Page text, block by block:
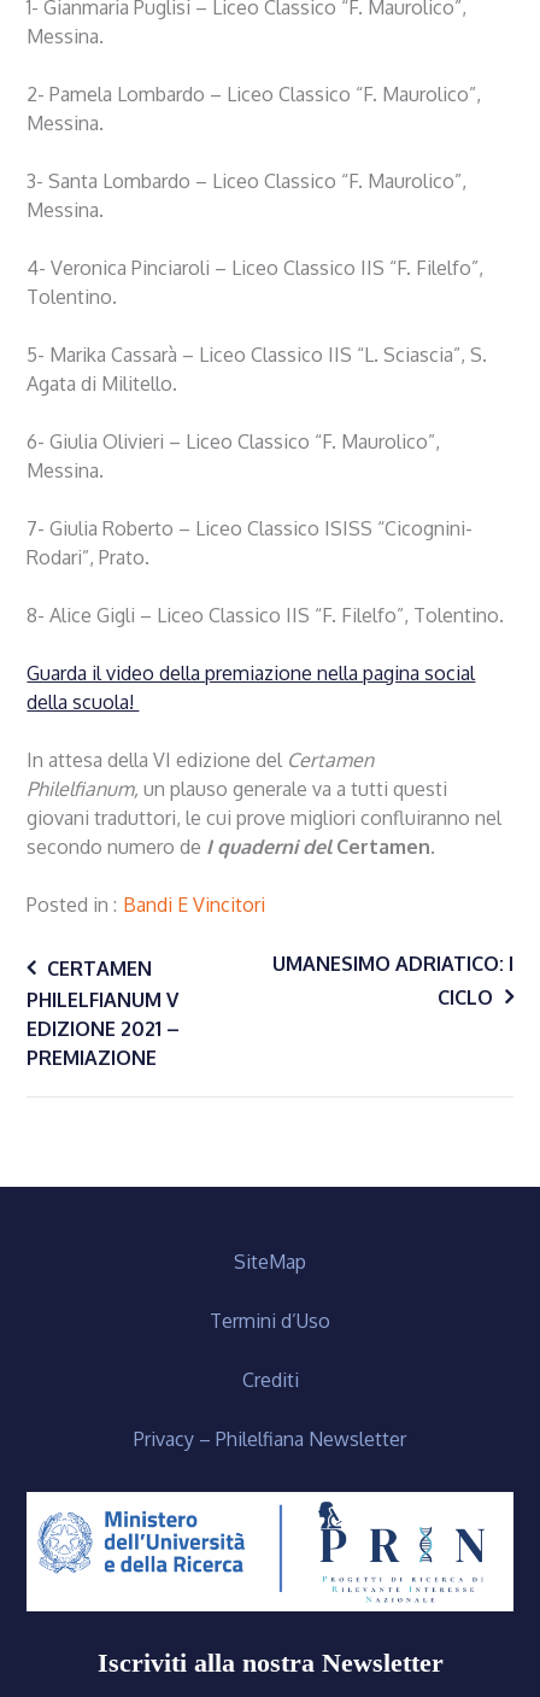
1-Gianmaria Puglisi – Liceo Classico “F. Maurolico”,
Messina.
2-Pamela Lombardo – Liceo Classico “F. Maurolico”,
Messina.
3-Santa Lombardo – Liceo Classico “F. Maurolico”,
Messina.
4- Veronica Pinciaroli – Liceo Classico IIS “F. Filelfo”,
Tolentino.
5- Marika Cassarà – Liceo Classico IIS “L. Sciascia”, S.
Agata di Militello.
6- Giulia Olivieri – Liceo Classico “F. Maurolico”,
Messina.
7- Giulia Roberto – Liceo Classico ISISS “Cicognini-
Rodari”, Prato.
8- Alice Gigli – Liceo Classico IIS “F. Filelfo”, Tolentino.
Guarda il video della premiazione nella pagina social
della scuola!
In attesa della VI edizione del Certamen
Philelfianum,un plauso generale va a tutti questi
giovani traduttori, le cuiprove migliori confluiranno nel
secondo numero de I quaderni delCertamen.
Posted in Bandi E Vincitori
Navigazione
articoli
CERTAMEN
PHILELFIANUM V
EDIZIONE 2021 –
PREMIAZIONE
UMANESIMO ADRIATICO: I
CICLO
SiteMap
Termini d’Uso
Crediti
Privacy – Philelfiana Newsletter
Iscriviti alla nostra Newsletter